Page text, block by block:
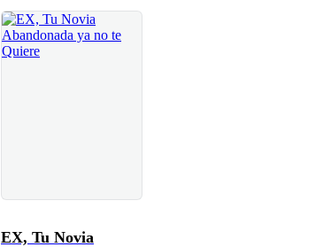
EX, Tu Novia